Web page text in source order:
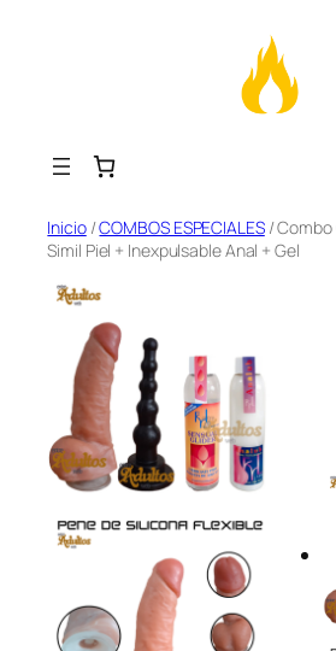
Saltar
contenido
Inicio/COMBOS ESPECIALES/ Combo
Simil Piel + Inexpulsable Anal + Gel